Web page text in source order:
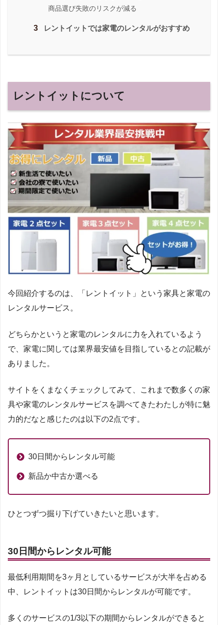
商品選び失敗のリスクが減る
3 レントイットでは家電のレンタルがおすすめ
レントイットについて
今回紹介するのは、「レントイット」という家具と家電の
レンタルサービス。
どちらかというと家電のレンタルに力を入れているよう
で、家電に関しては業界最安値を目指しているとの記載が
ありました。
サイトをくまなくチェックしてみて、これまで数多くの家
具や家電のレンタルサービスを調べてきたわたしが特に魅
力的だなと感じたのは以下の2点です。
30日間からレンタル可能
新品か中古か選べる
ひとつずつ掘り下げていきたいと思います。
30日間からレンタル可能
最低利用期間を3ヶ月としているサービスが大半を占める
中、レントイットは30日間からレンタルが可能です。
多くのサービスの1/3以下の期間からレンタルができると